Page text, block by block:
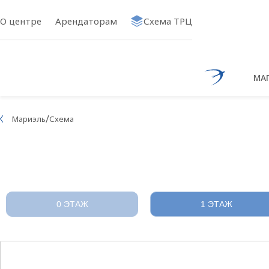
О центре Арендаторам Схема ТРЦ
Ссылка на
Мариэль/Схема
0 ЭТАЖ 1 ЭТАЖ